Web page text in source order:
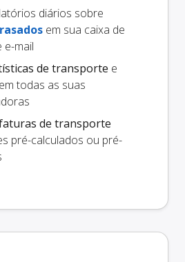
diários sobre
em sua caixa de
e-mail
de transporte e
todas as suas
de transporte
pré-calculados ou pré-